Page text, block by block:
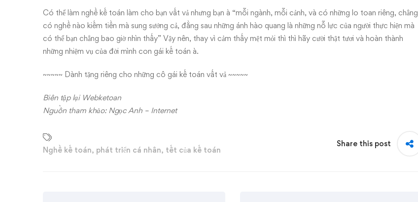
Có thể làm nghề kế toán làm cho bạn vất vả nhưng bạn à “mỗi ngành, mỗi cảnh, và có những lo toan riêng, chẳng
có nghề nào kiếm tiền mà sung sướng cả, đằng sau những ánh hào quang là những nỗ lực của người thực hiện mà
có thể bạn chẳng bao giờ nhìn thấy” Vậy nên, thay vì cảm thấy mệt mỏi thì thì hãy cười thật tươi và hoàn thành
những nhiệm vụ của đời mình con gái kế toán à.
~~~~~ Dành tặng riêng cho những cô gái kế toán vất vả ~~~~~
Biên tập lại Webketoan
Nguồn tham khảo: Ngọc Anh – Internet
Nghề kế toán, phát triển cá nhân, tết của kế toán
Share this post